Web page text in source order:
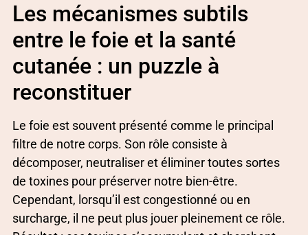
Les mécanismes subtils
entre le foie et la santé
cutanée : un puzzle à
reconstituer
Le foie est souvent présenté comme le principal
filtre de notre corps. Son rôle consiste à
décomposer, neutraliser et éliminer toutes sortes
de toxines pour préserver notre bien-être.
Cependant, lorsqu’il est congestionné ou en
surcharge, il ne peut plus jouer pleinement ce rôle.